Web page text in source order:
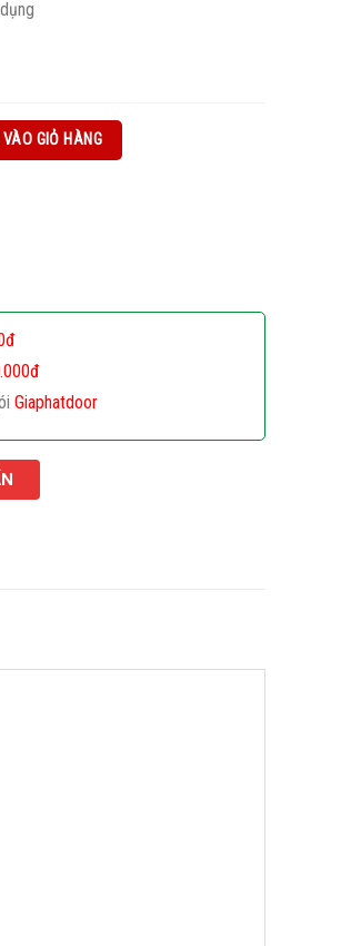
GIỎ HÀNG
Giaphatdoor